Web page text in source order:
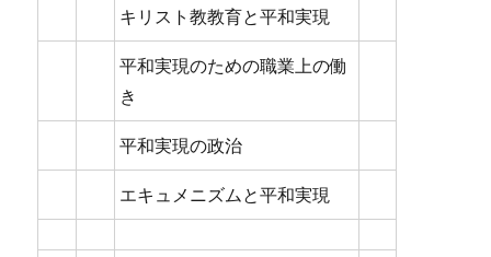
キリスト教教育と平和実現
平和実現のための職業上の働
き
平和実現の政治
エキュメニズムと平和実現